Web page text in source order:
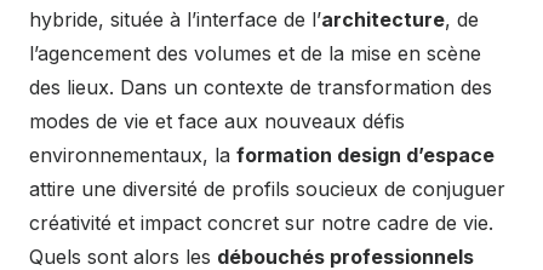
hybride, située à l’interface de l’architecture, de
l’agencement des volumes et de la mise en scène
des lieux. Dans un contexte de transformation des
modes de vie et face aux nouveaux défis
environnementaux, la formation design d’espace
attire une diversité de profils soucieux de conjuguer
créativité et impact concret sur notre cadre de vie.
Quels sont alors les débouchés professionnels